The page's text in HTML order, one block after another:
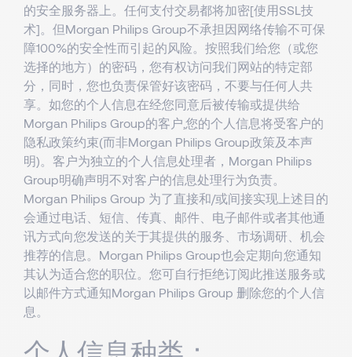
的安全服务器上。任何支付交易都将加密[使用SSL技
术]。但Morgan Philips Group不承担因网络传输不可保
障100%的安全性而引起的风险。按照我们给您（或您
选择的地方）的密码，您有权访问我们网站的特定部
分，同时，您也负责保管好该密码，不要与任何人共
享。如您的个人信息在经您同意后被传输或提供给
Morgan Philips Group的客户,您的个人信息将受客户的
隐私政策约束(而非Morgan Philips Group政策及本声
明)。客户为独立的个人信息处理者，Morgan Philips
Group明确声明不对客户的信息处理行为负责。
Morgan Philips Group 为了直接和/或间接实现上述目的
会通过电话、短信、传真、邮件、电子邮件或者其他通
讯方式向您发送的关于其提供的服务、市场调研、机会
推荐的信息。Morgan Philips Group也会定期向您通知
其认为适合您的职位。您可自行拒绝订阅此推送服务或
以邮件方式通知Morgan Philips Group 删除您的个人信
息。